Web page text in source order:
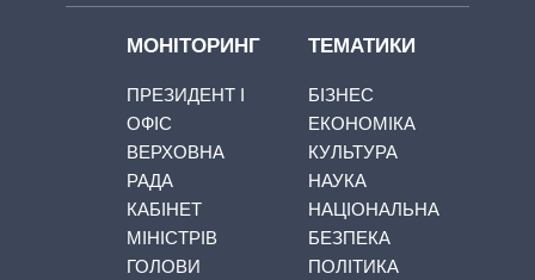
МОНІТОРИНГ
ПРЕЗИДЕНТ І
ОФІС
ВЕРХОВНА
РАДА
КАБІНЕТ
МІНІСТРІВ
ГОЛОВИ
ТЕМАТИКИ
БІЗНЕС
ЕКОНОМІКА
КУЛЬТУРА
НАУКА
НАЦІОНАЛЬНА
БЕЗПЕКА
ПОЛІТИКА